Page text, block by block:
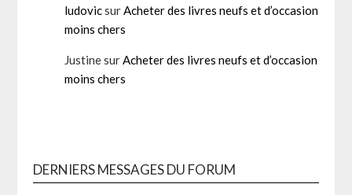
ludovicsurAcheter des livres neufs et d’occasion
moins chers
JustinesurAcheter des livres neufs et d’occasion
moins chers
DERNIERS MESSAGES DU FORUM